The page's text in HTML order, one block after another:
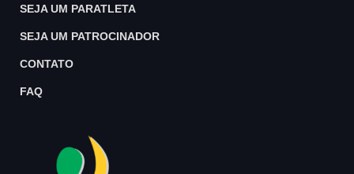
SEJA UM PARATLETA
SEJA UM PATROCINADOR
CONTATO
FAQ